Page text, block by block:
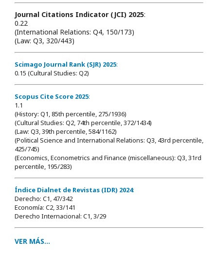
Journal Citations Indicator (JCI) 2025:
0.22
(International Relations: Q4, 150/173)
(Law: Q3, 320/443)
Scimago Journal Rank (SJR) 2025:
0.15 (Cultural Studies: Q2)
Scopus Cite Score 2025:
1.1
(History: Q1, 85th percentile, 275/1936)
(Cultural Studies: Q2, 74th percentile, 372/1434)
(Law: Q3, 39th percentile, 584/1162)
(Political Science and International Relations: Q3, 43rd percentile,
425/745)
(Economics, Econometrics and Finance (miscellaneous): Q3, 31rd
percentile, 195/283)
Índice Dialnet de Revistas (IDR) 2024:
Derecho: C1, 47/342
Economía: C2, 33/141
Derecho Internacional: C1, 3/29
VER MÁS...